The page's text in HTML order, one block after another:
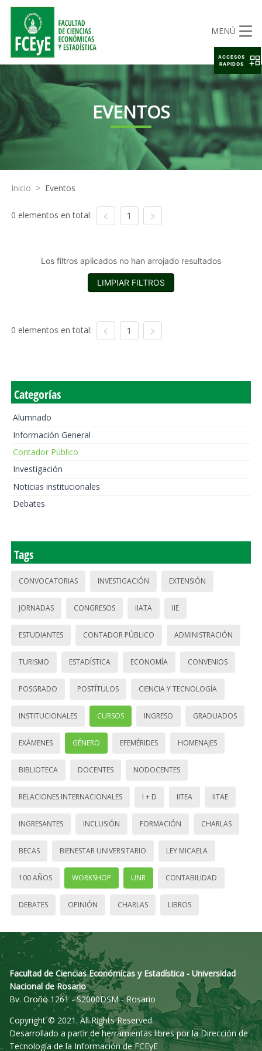
MENÚ
EVENTOS
Inicio > Eventos
0 elementos en total: 1
Los filtros aplicados no han arrojado resultados
LIMPIAR FILTROS
0 elementos en total: 1
Categorías
Alumnado
Información General
Contador Público
Investigación
Noticias institucionales
Debates
Tags
CONVOCATORIAS INVESTIGACIÓN EXTENSIÓN
JORNADAS CONGRESOS IIATA IIE
ESTUDIANTES CONTADOR PÚBLICO ADMINISTRACIÓN
TURISMO ESTADÍSTICA ECONOMÍA CONVENIOS
POSGRADO POSTÍTULOS CIENCIA Y TECNOLOGÍA
INSTITUCIONALES CURSOS INGRESO GRADUADOS
EXÁMENES GÉNERO EFEMÉRIDES HOMENAJES
BIBLIOTECA DOCENTES NODOCENTES
RELACIONES INTERNACIONALES I + D IITEA IITAE
INGRESANTES INCLUSIÓN FORMACIÓN CHARLAS
BECAS BIENESTAR UNIVERSITARIO LEY MICAELA
100 AÑOS WORKSHOP UNR CONTABILIDAD
DEBATES OPINIÓN CHARLAS LIBROS
Facultad de Ciencias Económicas y Estadística - Universidad
Nacional de Rosario
Bv. Oroño 1261 - S2000DSM - Rosario
Copyright © 2021. All Rights Reserved.
Desarrollado a partir de herramientas libres por la Dirección de
Tecnología de la Información de FCEyE
ACCESOS
RAPIDOS